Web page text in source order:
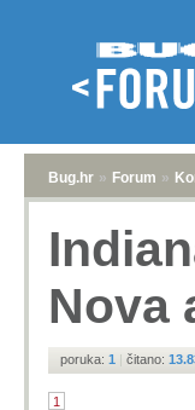
Bug.hr » Forum »
Nova
poruka: 1 | čitano:
1